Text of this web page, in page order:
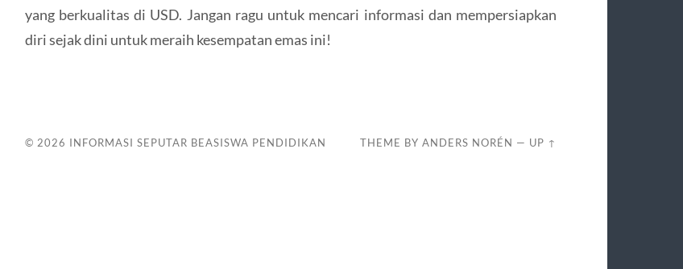
yang berkualitas di USD. Jangan ragu untuk mencari informasi dan mempersiapkan
diri sejak dini untuk meraih kesempatan emas ini!
© 2026 INFORMASI SEPUTAR BEASISWA PENDIDIKAN THEME BYANDERS NORÉN — UP ↑